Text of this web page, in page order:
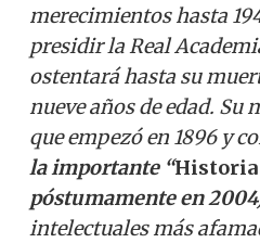
merecimientos hasta
presidir la Real
ostentará hasta su
nueve años de edad. Su
que empezó en 1896 y
la importante “Historia
póstumamente en
intelectuales más